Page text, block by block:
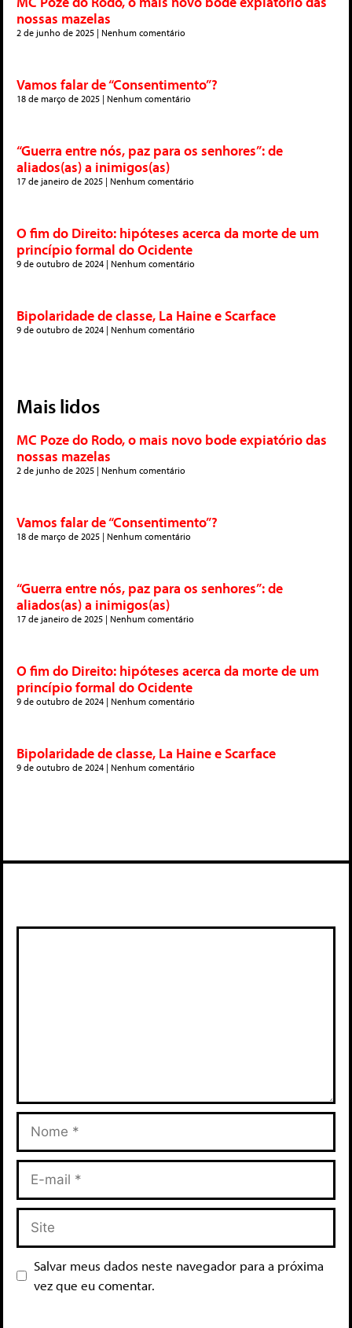
nossas mazelas
2 de junho de 2025 Nenhum comentário
Vamos falar de “Consentimento”?
18 de março de 2025 Nenhum comentário
“Guerra entre nós, paz para os senhores”: de
aliados(as) a inimigos(as)
17 de janeiro de 2025 Nenhum comentário
O fim do Direito: hipóteses acerca da morte de um
princípio formal do Ocidente
9 de outubro de 2024 Nenhum comentário
Bipolaridade de classe, La Haine e Scarface
9 de outubro de 2024 Nenhum comentário
Mais lidos
MC Poze do Rodo, o mais novo bode expiatório das
nossas mazelas
2 de junho de 2025 Nenhum comentário
Vamos falar de “Consentimento”?
18 de março de 2025 Nenhum comentário
“Guerra entre nós, paz para os senhores”: de
aliados(as) a inimigos(as)
17 de janeiro de 2025 Nenhum comentário
O fim do Direito: hipóteses acerca da morte de um
princípio formal do Ocidente
9 de outubro de 2024 Nenhum comentário
Bipolaridade de classe, La Haine e Scarface
9 de outubro de 2024 Nenhum comentário
Salvar meus dados neste navegador para a próxima
vez que eu comentar.